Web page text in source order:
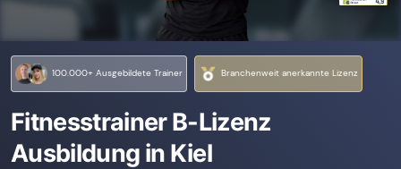
100.000+ Ausgebildete Trainer Branchenweit anerkannte Lizenz
Fitnesstrainer B-Lizenz
Ausbildung in Kiel